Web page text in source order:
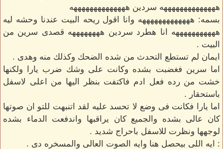
ههههههههههههههه سردين ههههههههههههههه
بسمه: هههههههههههههه وانا اقول ريحه البيت عندنا وحشه ليه
هههههههههههه انا هطرد سردين ههههههههه قصدى سرين من
البيت .
ايمان لم تستطع التحدث من شده الضحك وكذلك منه وهدى .
اما سرين فغضبت بشده وكانت على وشك ضرب يارا ولكنها
خشت من رده فعل ادم فاكتفت بنظر اليها من اعلى لاسفل
باستحقار .
اما يارا فكانت فى وضع لا تحسد عليه لقد اتنبهت للتو ان صوتها
كان عالى بشده والجميع كان يراقبها واندفعت الدماء بشده
لوجهها ونظرت للاسفل باحراج شديد .
: ايه اللى بيحصل هنا وايه الصوت العالى والمسخره دى .